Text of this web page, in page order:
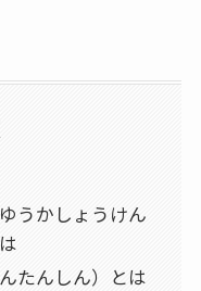
うかしょうけん
たんしん）とは